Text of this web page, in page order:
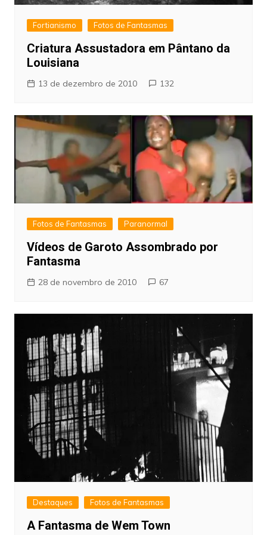
Fortianismo Fotos de Fantasmas
Criatura Assustadora em Pântano da
Louisiana
13 de dezembro de 2010 132
Fotos de Fantasmas Paranormal
Vídeos de Garoto Assombrado por
Fantasma
28 de novembro de 2010 67
Destaques Fotos de Fantasmas
A Fantasma de Wem Town